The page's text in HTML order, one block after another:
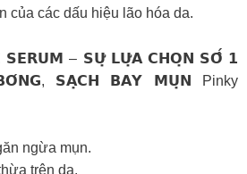
của các dấu hiệu lão hóa da.
𝗦𝗘𝗥𝗨𝗠 – 𝗦𝗨̛̣ 𝗟𝗨̛̣𝗔 𝗖𝗛𝗢̣𝗡 𝗦𝗢̂́ 𝟭
𝗦𝗔̣𝗖𝗛 𝗕𝗔𝗬 𝗠𝗨̣𝗡 Pinky
ngừa mụn.
trên da.